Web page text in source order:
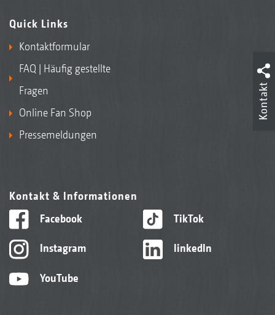
Quick Links
Kontaktformular
FAQ | Häufig gestellte
Fragen
Online Fan Shop
Pressemeldungen
Kontakt & Informationen
Facebook
Instagram
YouTube
TikTok
linkedIn
Kontakt